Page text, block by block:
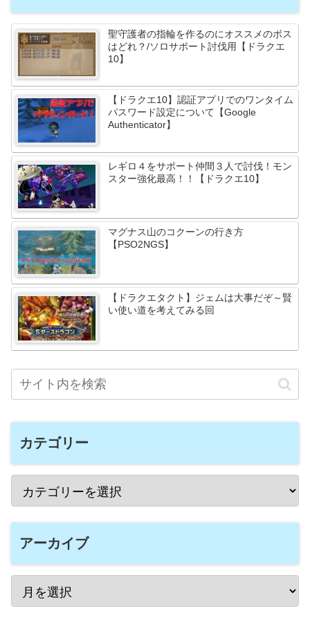
聖守護者の指輪を作るのにオススメのボス
はどれ？/ソロサポート討伐用【ドラクエ
10】
【ドラクエ10】認証アプリでのワンタイム
パスワード設定について【Google
Authenticator】
レギロ４をサポート仲間３人で討伐！モン
スター強化最高！！【ドラクエ10】
マグナス山のコクーンの行き方
【PSO2NGS】
【ドラクエタクト】ジェムは大事だぞ～賢
い使い道を考えてみる回
カテゴリー
アーカイブ